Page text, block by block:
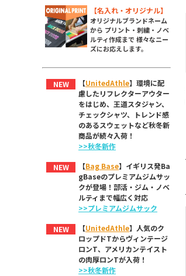
【名入れ・オリジナル】
オリジナルブランドネーム
から プリント・刺繍・ノベ
ルティ作成まで 様々なニー
ズにお応えします。
NEW 【UnitedAthle】環境に配
慮したリフレクターアウター
をはじめ、王道スタジャン、
チェックシャツ、トレンド感
のあるスウェットなど秋冬新
商品が続々入荷！
>>秋冬新作
NEW 【Bag Base】イギリス発Ba
gBaseのプレミアムジムサッ
クが登場！部活・ジム・ノベ
ルティまで幅広く対応
>>プレミアムジムサック
NEW 【UnitedAthle】人気のク
ロップドTからヴィンテージ
ロンT、アメリカンテイスト
の肉厚ロンTが入荷！
>>秋冬新作